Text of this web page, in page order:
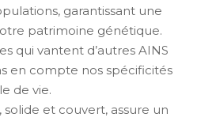
garantissant une
patrimoine génétique.
qui vantent d’autres AINS
en compte nos spécificités
de vie.
et couvert, assure un